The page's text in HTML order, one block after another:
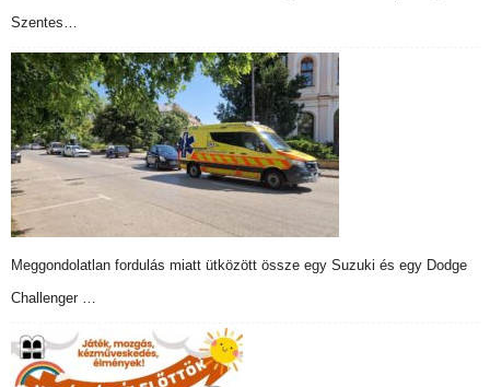
Szentes…
Meggondolatlan fordulás miatt ütközött össze egy Suzuki és egy Dodge
Challenger …